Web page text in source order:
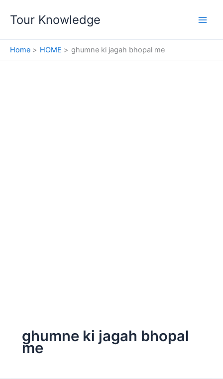
Tour Knowledge
Home HOME ghumne ki jagah bhopal me
ghumne ki jagah bhopal
me